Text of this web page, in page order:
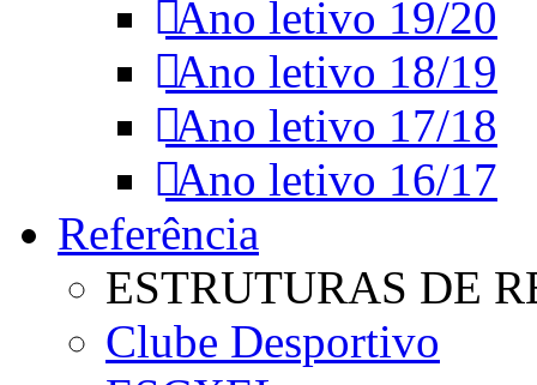
Ano letivo 19/20
Ano letivo 18/19
Ano letivo 17/18
Ano letivo 16/17
Referência
ESTRUTURAS DE
Clube Desportivo